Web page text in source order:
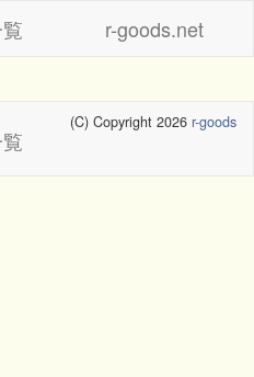
r-goods.net
(C) Copyright 2026 r-goods